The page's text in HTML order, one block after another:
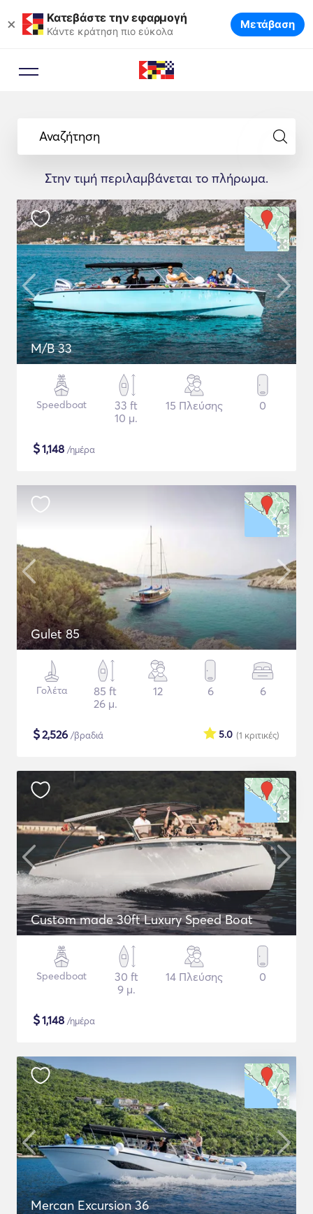
× Κατεβάστε την εφαρμογή
Κάντε κράτηση πιο εύκολα Μετάβαση
Αναζήτηση
Στην τιμή περιλαμβάνεται το πλήρωμα.
M/B 33
Speedboat
33 ft
10 μ.
15 Πλεύσης 0
$1,148 /ημέρα
Gulet 85
Γολέτα
85 ft
26 μ.
12 6 6
$2,526 /βραδιά (1 κριτικές)
5.0
Custom made 30ft Luxury Speed Boat
Speedboat
30 ft
9 μ.
14 Πλεύσης 0
$1,148 /ημέρα
Mercan Excursion 36